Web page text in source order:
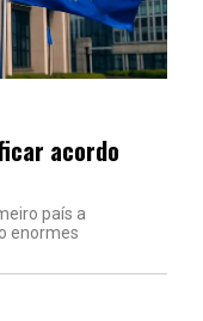
acordo
país a
enormes